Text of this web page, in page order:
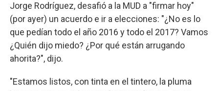
Jorge Rodríguez, desafió a la MUD a "firmar hoy"
(por ayer) un acuerdo e ir a elecciones: "¿No es lo
que pedían todo el año 2016 y todo el 2017? Vamos
¿Quién dijo miedo? ¿Por qué están arrugando
ahorita?", dijo.
"Estamos listos, con tinta en el tintero, la pluma